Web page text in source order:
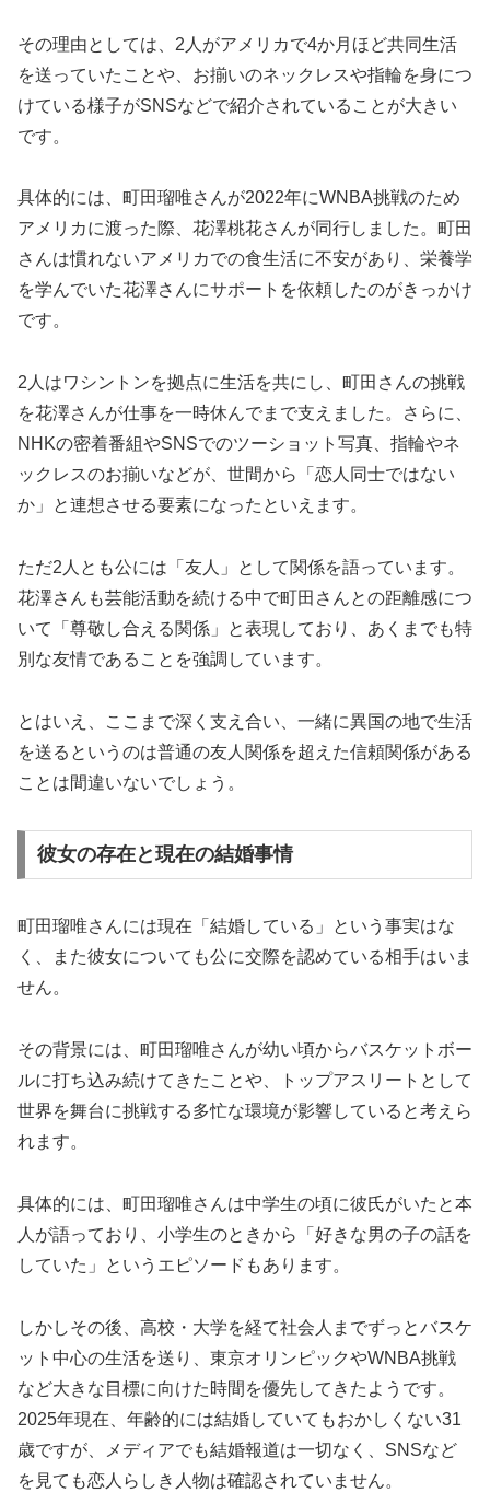
その理由としては、2人がアメリカで4か月ほど共同生活
を送っていたことや、お揃いのネックレスや指輪を身につ
けている様子がSNSなどで紹介されていることが大きい
です。
具体的には、町田瑠唯さんが2022年にWNBA挑戦のため
アメリカに渡った際、花澤桃花さんが同行しました。町田
さんは慣れないアメリカでの食生活に不安があり、栄養学
を学んでいた花澤さんにサポートを依頼したのがきっかけ
です。
2人はワシントンを拠点に生活を共にし、町田さんの挑戦
を花澤さんが仕事を一時休んでまで支えました。さらに、
NHKの密着番組やSNSでのツーショット写真、指輪やネ
ックレスのお揃いなどが、世間から「恋人同士ではない
か」と連想させる要素になったといえます。
ただ2人とも公には「友人」として関係を語っています。
花澤さんも芸能活動を続ける中で町田さんとの距離感につ
いて「尊敬し合える関係」と表現しており、あくまでも特
別な友情であることを強調しています。
とはいえ、ここまで深く支え合い、一緒に異国の地で生活
を送るというのは普通の友人関係を超えた信頼関係がある
ことは間違いないでしょう。
彼女の存在と現在の結婚事情
町田瑠唯さんには現在「結婚している」という事実はな
く、また彼女についても公に交際を認めている相手はいま
せん。
その背景には、町田瑠唯さんが幼い頃からバスケットボー
ルに打ち込み続けてきたことや、トップアスリートとして
世界を舞台に挑戦する多忙な環境が影響していると考えら
れます。
具体的には、町田瑠唯さんは中学生の頃に彼氏がいたと本
人が語っており、小学生のときから「好きな男の子の話を
していた」というエピソードもあります。
しかしその後、高校・大学を経て社会人までずっとバスケ
ット中心の生活を送り、東京オリンピックやWNBA挑戦
など大きな目標に向けた時間を優先してきたようです。
2025年現在、年齢的には結婚していてもおかしくない31
歳ですが、メディアでも結婚報道は一切なく、SNSなど
を見ても恋人らしき人物は確認されていません。